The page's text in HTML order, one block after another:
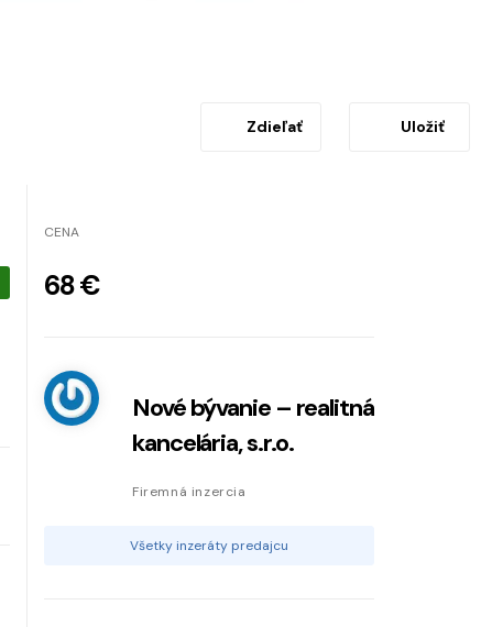
Zdieľať Uložiť
CENA
68 €
Nové bývanie – realitná
kancelária, s.r.o.
Firemná inzercia
Všetky inzeráty predajcu